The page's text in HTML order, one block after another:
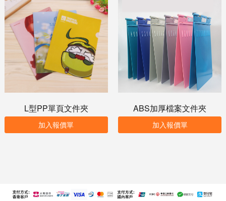
L型PP單頁文件夾
加入報價單
ABS加厚檔案文件夾
加入報價單